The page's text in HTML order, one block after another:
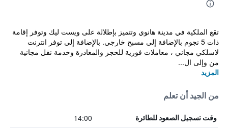
تقع الملكية في مدينة هانوي وتتميز بإطلالة على ويست ليك وتوفر إقامة
ذات 5 نجوم بالإضافة إلى مسبح خارجي. بالإضافة إلى توفر انترنت
لاسلكي مجاني ، معاملات فورية للحجز والمغادرة وخدمة نقل مجانية
من وإلى ال...
المزيد
من الجيد أن تعلم
وقت تسجيل الصعود للطائرة 14:00